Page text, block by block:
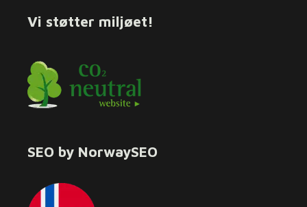
Vi støtter miljøet!
SEO by NorwaySEO